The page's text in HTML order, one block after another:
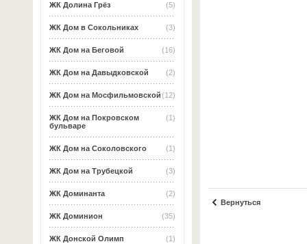
(5)
ЖК Долина Грёз
(3)
ЖК Дом в Сокольниках
(16)
ЖК Дом на Беговой
(2)
ЖК Дом на Давыдковской
(12)
ЖК Дом на Мосфильмовской
(1)
ЖК Дом на Покровском
бульваре
(1)
ЖК Дом на Соколовского
(3)
ЖК Дом на Трубецкой
(2)
ЖК Доминанта
(35)
ЖК Доминион
(1)
ЖК Донской Олимп
Вернуться